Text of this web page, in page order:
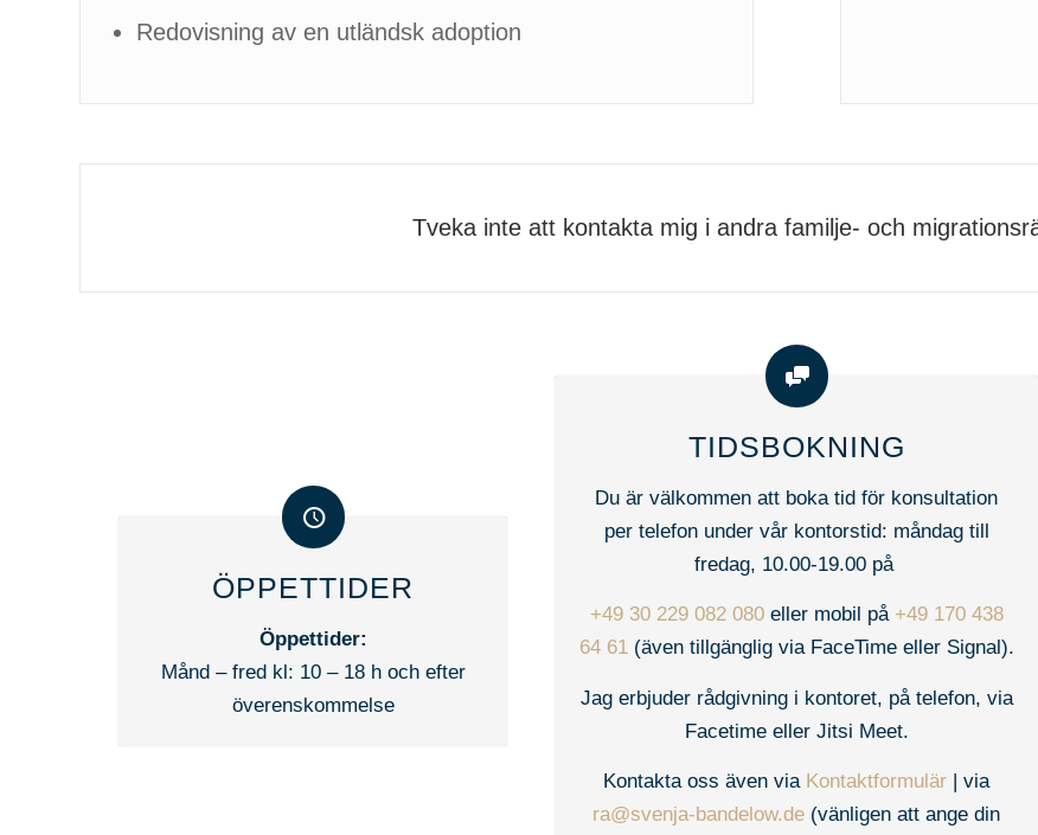
Redovisning av en utländsk adoption
Tveka inte att kontakta mig i andra familje- och
ÖPPETTIDER
Öppettider:
Månd – fred kl: 10 – 18 h och efter
överenskommelse
TIDSBOKNING
Du är välkommen att boka tid för konsultation
per telefon under vår kontorstid: måndag till
fredag, 10.00-19.00 på
+49 30 229 082 080eller mobil på +49 170 438
64 61(även tillgänglig via FaceTime eller Signal).
Jag erbjuder rådgivning i kontoret, på telefon, via
Facetime eller Jitsi Meet.
Kontakta oss även via Kontaktformulär | via
ra@svenja-bandelow.de (vänligen att ange din